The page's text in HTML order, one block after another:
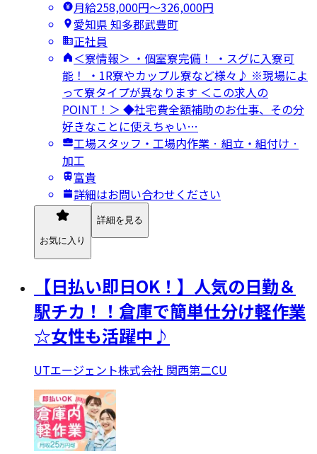
月給258,000円〜326,000円
愛知県 知多郡武豊町
正社員
＜寮情報＞ ・個室寮完備！ ・スグに入寮可
能！ ・1R寮やカップル寮など様々♪ ※現場によ
って寮タイプが異なります ＜この求人の
POINT！＞ ◆社宅費全額補助のお仕事、その分
好きなことに使えちゃい…
工場スタッフ・工場内作業 · 組立・組付け ·
加工
富貴
詳細はお問い合わせください
お気に入り
詳細を見る
【日払い即日OK！】人気の日勤＆
駅チカ！！倉庫で簡単仕分け軽作業
☆女性も活躍中♪
UTエージェント株式会社 関西第二CU